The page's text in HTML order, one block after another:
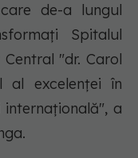
de-a lungul
Spitalul
"dr. Carol
al excelenței în
a